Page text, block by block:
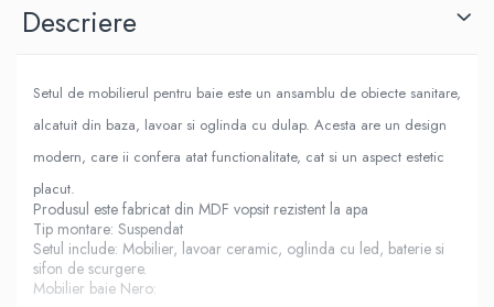
Descriere
Setul de mobilierul pentru baie este un ansamblu de obiecte sanitare,
alcatuit din baza, lavoar si oglinda cu dulap. Acesta are un design
modern, care ii confera atat functionalitate, cat si un aspect estetic
placut.
Produsul este fabricat din MDF vopsit rezistent la apa
Tip montare: Suspendat
Setul include: Mobilier, lavoar ceramic, oglinda cu led, baterie si
sifon de scurgere.
Mobilier baie Nero: